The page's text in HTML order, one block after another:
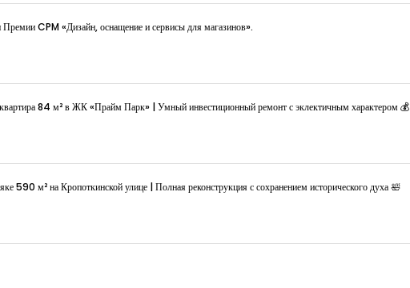
CPM «Дизайн, оснащение и сервисы для магазинов».
квартира 84 м² в ЖК «Прайм Парк» | Умный инвестиционный ремонт с эклектичным характером 💰
590 м² на Кропоткинской улице | Полная реконструкция с сохранением исторического духа 🛀